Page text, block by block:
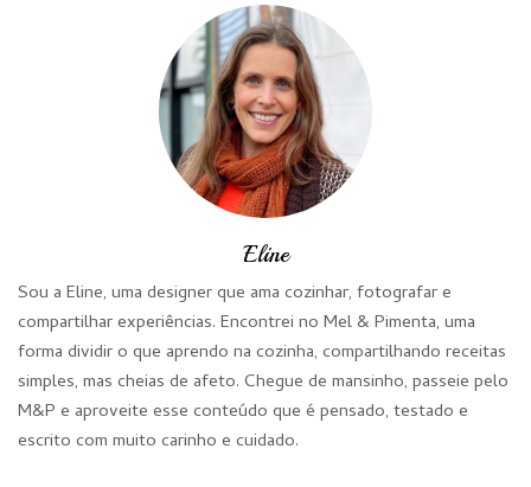
Eline
Sou a Eline, uma designer que ama cozinhar, fotografar e
compartilhar experiências. Encontrei no Mel & Pimenta, uma
forma dividir o que aprendo na cozinha, compartilhando receitas
simples, mas cheias de afeto. Chegue de mansinho, passeie pelo
M&P e aproveite esse conteúdo que é pensado, testado e
escrito com muito carinho e cuidado.